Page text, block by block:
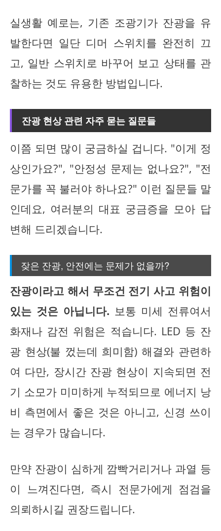
실생활 예로는, 기존 조광기가 잔광을 유
발한다면 일단 디머 스위치를 완전히 끄
고, 일반 스위치로 바꾸어 보고 상태를 관
찰하는 것도 유용한 방법입니다.
잔광 현상 관련 자주 묻는 질문들
이쯤 되면 많이 궁금하실 겁니다. "이게 정
상인가요?", "안정성 문제는 없나요?", "전
문가를 꼭 불러야 하나요?" 이런 질문들 말
인데요, 여러분의 대표 궁금증을 모아 답
변해 드리겠습니다.
잦은 잔광, 안전에는 문제가 없을까?
잔광이라고 해서 무조건 전기 사고 위험이
있는 것은 아닙니다. 보통 미세 전류여서
화재나 감전 위험은 적습니다. LED 등 잔
광 현상(불 껐는데 희미함) 해결와 관련하
여 다만, 장시간 잔광 현상이 지속되면 전
기 소모가 미미하게 누적되므로 에너지 낭
비 측면에서 좋은 것은 아니고, 신경 쓰이
는 경우가 많습니다.
만약 잔광이 심하게 깜빡거리거나 과열 등
이 느껴진다면, 즉시 전문가에게 점검을
의뢰하시길 권장드립니다.